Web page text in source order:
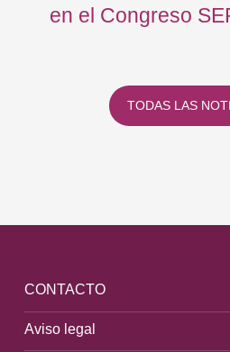
en el Congreso
TODAS LAS
CONTACTO
Aviso legal